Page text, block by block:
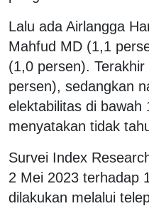
Lalu ada Airlangga
Mahfud MD (1,1
(1,0 persen).
persen), sedangkan
elektabilitas di bawah
menyatakan tidak
Survei Index
2 Mei 2023 terhadap
dilakukan melalui